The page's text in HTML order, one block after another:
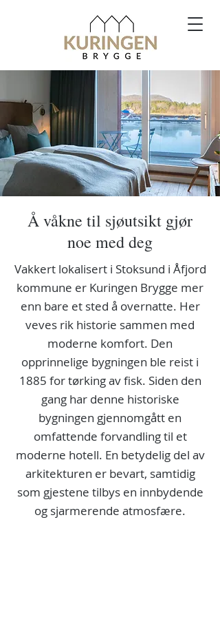
Å våkne til sjøutsikt gjør
noe med deg
Vakkert lokalisert i Stoksund i Åfjord
kommune er Kuringen Brygge mer
enn bare et sted å overnatte. Her
veves rik historie sammen med
moderne komfort. Den
opprinnelige bygningen ble reist i
1885 for tørking av fisk. Siden den
gang har denne historiske
bygningen gjennomgått en
omfattende forvandling til et
moderne hotell. En betydelig del av
arkitekturen er bevart, samtidig
som gjestene tilbys en innbydende
og sjarmerende atmosfære.